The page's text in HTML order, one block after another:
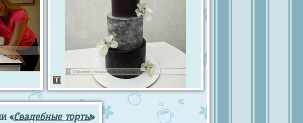
«Свадебные торты»